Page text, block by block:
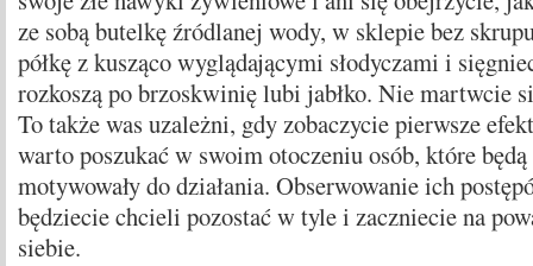
ze sobą butelkę źródlanej wody, w sklepie bez
półkę z kusząco wyglądającymi słodyczami i
rozkoszą po brzoskwinię lubi jabłko. Nie martwcie
To także was uzależni, gdy zobaczycie pierwsze
warto poszukać w swoim otoczeniu osób, które
motywowały do działania. Obserwowanie ich
będziecie chcieli pozostać w tyle i zaczniecie na
siebie.